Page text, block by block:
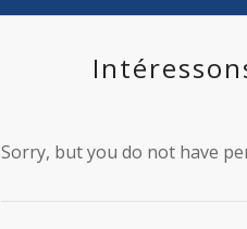
Sorry, but you do not have